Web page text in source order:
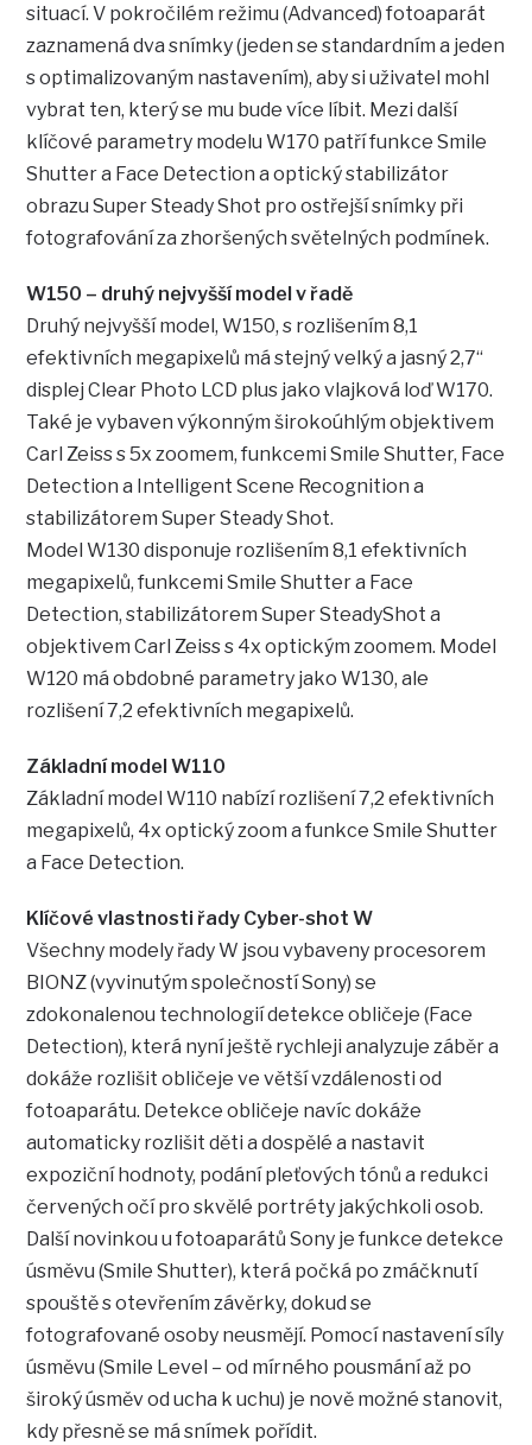
situací. V pokročilém režimu (Advanced) fotoaparát
zaznamená dva snímky (jeden se standardním a jeden
s optimalizovaným nastavením), aby si uživatel mohl
vybrat ten, který se mu bude více líbit. Mezi další
klíčové parametry modelu W170 patří funkce Smile
Shutter a Face Detection a optický stabilizátor
obrazu Super Steady Shot pro ostřejší snímky při
fotografování za zhoršených světelných podmínek.
W150 – druhý nejvyšší model v řadě
Druhý nejvyšší model, W150, s rozlišením 8,1
efektivních megapixelů má stejný velký a jasný 2,7“
displej Clear Photo LCD plus jako vlajková loď W170.
Také je vybaven výkonným širokoúhlým objektivem
Carl Zeiss s 5x zoomem, funkcemi Smile Shutter, Face
Detection a Intelligent Scene Recognition a
stabilizátorem Super Steady Shot.
Model W130 disponuje rozlišením 8,1 efektivních
megapixelů, funkcemi Smile Shutter a Face
Detection, stabilizátorem Super SteadyShot a
objektivem Carl Zeiss s 4x optickým zoomem. Model
W120 má obdobné parametry jako W130, ale
rozlišení 7,2 efektivních megapixelů.
Základní model W110
Základní model W110 nabízí rozlišení 7,2 efektivních
megapixelů, 4x optický zoom a funkce Smile Shutter
a Face Detection.
Klíčové vlastnosti řady Cyber-shot W
Všechny modely řady W jsou vybaveny procesorem
BIONZ (vyvinutým společností Sony) se
zdokonalenou technologií detekce obličeje (Face
Detection), která nyní ještě rychleji analyzuje záběr a
dokáže rozlišit obličeje ve větší vzdálenosti od
fotoaparátu. Detekce obličeje navíc dokáže
automaticky rozlišit děti a dospělé a nastavit
expoziční hodnoty, podání pleťových tónů a redukci
červených očí pro skvělé portréty jakýchkoli osob.
Další novinkou u fotoaparátů Sony je funkce detekce
úsměvu (Smile Shutter), která počká po zmáčknutí
spouště s otevřením závěrky, dokud se
fotografované osoby neusmějí. Pomocí nastavení síly
úsměvu (Smile Level – od mírného pousmání až po
široký úsměv od ucha k uchu) je nově možné stanovit,
kdy přesně se má snímek pořídit.